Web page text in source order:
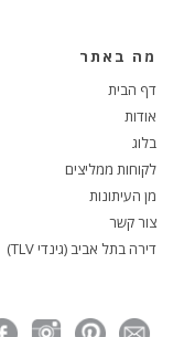
מה באתר
דף הבית
אודות
בלוג
לקוחות ממליצים
מן העיתונות
צור קשר
דירה בתל אביב (גינדי TLV)